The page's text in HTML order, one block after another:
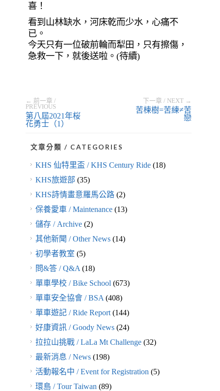
喜！
看到山林缺水，河床乾而少水，心痛不
已。
今天只有一位破前輪而犁田，只有擦傷，
急救一下，就後送啦。(待續)
← 前一章 /
PREVIOUS
第八屆2021年桜
花勇士（1）
下一章 / NEXT →
苦楝樹=苦練≠苦
戀
文章分類 / CATEGORIES
KHS 仙特里盃 / KHS Century Ride(18)
KHS旅遊部 (35)
KHS詩情畫意羅馬公路(2)
保養愛車 / Maintenance(13)
儲存 / Archive(2)
其他新聞 / Other News(14)
初學者教室 (5)
問&答 / Q&A (18)
單車學校 / Bike School (673)
單車安全協會 / BSA (408)
單車遊記 / Ride Report(144)
好康資訊 / Goody News(24)
拉拉山挑戰 / LaLa Mt Challenge(32)
最新消息 / News(198)
活動報名中 / Event for Registration (5)
環島 / Tour Taiwan (89)